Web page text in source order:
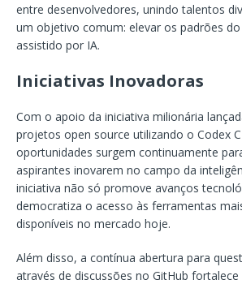
entre desenvolvedores, unindo talentos
um objetivo comum: elevar os padrões
assistido por IA.
Iniciativas Inovadoras
Com o apoio da iniciativa milionária
projetos open source utilizando o Codex
oportunidades surgem continuamente
aspirantes inovarem no campo da
iniciativa não só promove avanços
democratiza o acesso às ferramentas
disponíveis no mercado hoje.
Além disso, a contínua abertura para
através de discussões no GitHub